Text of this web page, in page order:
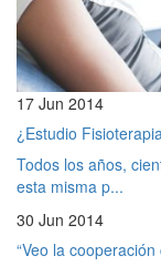
17 Jun 2014
¿Estudio
Todos los años,
esta misma p...
30 Jun 2014
“Veo la